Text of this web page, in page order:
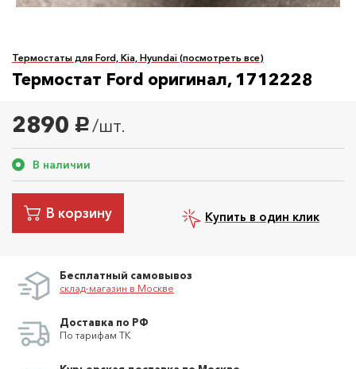
Термостаты для Ford, Kia, Hyundai (посмотреть все)
Термостат Ford оригинал, 1712228
2890 руб. /шт.
В наличии
В корзину Купить в один клик
Бесплатный самовывоз
склад-магазин в Москве
Доставка по РФ
По тарифам ТК